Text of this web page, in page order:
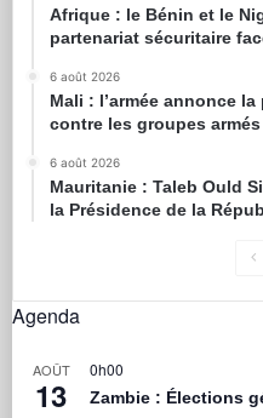
Afrique : le Bénin et le
partenariat sécuritaire
6 août 2026
Mali : l’armée annonce
contre les groupes armés
6 août 2026
Mauritanie : Taleb Ould
la Présidence de la
Agenda
AOÛT
13
0h00
Zambie : Élections